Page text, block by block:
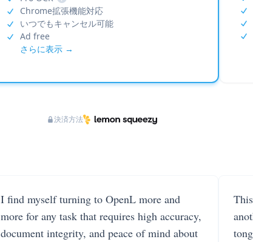
Chrome拡張機能対応
いつでもキャンセル可能
Ad free
さらに表示 →
決済方法
I find myself turning to OpenL more and
more for any task that requires high accuracy,
document integrity, and peace of mind about